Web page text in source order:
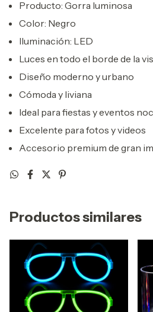
Producto: Gorra luminosa
Color: Negro
Iluminación: LED
Luces en todo el borde de la
Diseño moderno y urbano
Cómoda y liviana
Ideal para fiestas y eventos
Excelente para fotos y videos
Accesorio premium de gran
Productos similares